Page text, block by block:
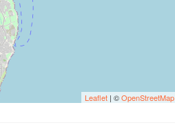
Leaflet | ©OpenStreetMap